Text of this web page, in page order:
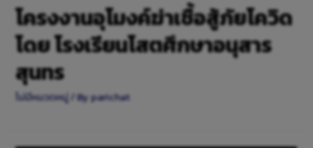
โครงงานอุโมงค์ฆ่าเชื้อสู้ภัยโควิด
โดย โรงเรียนโสตศึกษาอนุสาร
สุนทร
ไม่มีหมวดหมู่/ Byparichat